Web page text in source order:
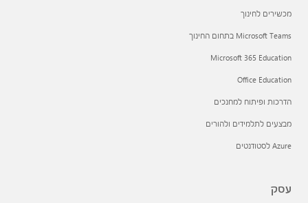
מכשירים לחינוך
Microsoft Teams בתחום החינוך
Microsoft 365 Education
Office Education
הדרכות ופיתוח למחנכים
מבצעים לתלמידים ולהורים
Azure לסטודנטים
עסק